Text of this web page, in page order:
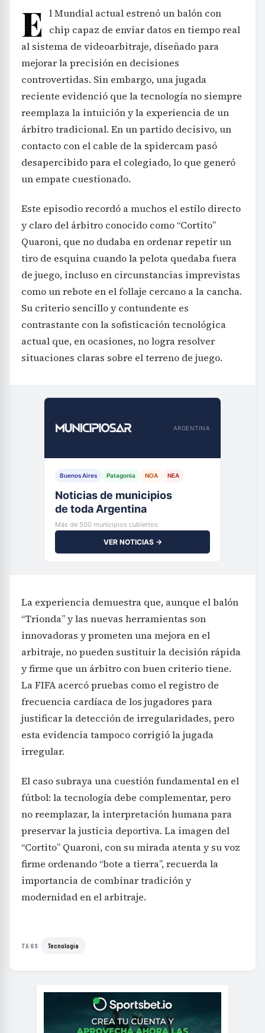
E l Mundial actual estrenó un balón con
chip capaz de enviar datos en tiempo real
al sistema de videoarbitraje, diseñado para
mejorar la precisión en decisiones
controvertidas. Sin embargo, una jugada
reciente evidenció que la tecnología no siempre
reemplaza la intuición y la experiencia de un
árbitro tradicional. En un partido decisivo, un
contacto con el cable de la spidercam pasó
desapercibido para el colegiado, lo que generó
un empate cuestionado.
Este episodio recordó a muchos el estilo directo
y claro del árbitro conocido como “Cortito”
Quaroni, que no dudaba en ordenar repetir un
tiro de esquina cuando la pelota quedaba fuera
de juego, incluso en circunstancias imprevistas
como un rebote en el follaje cercano a la cancha.
Su criterio sencillo y contundente es
contrastante con la sofisticación tecnológica
actual que, en ocasiones, no logra resolver
situaciones claras sobre el terreno de juego.
ARGENTINA
Buenos Aires Patagonia NOA NEA
Noticias de municipios
de toda Argentina
Más de 500 municipios cubiertos
VER NOTICIAS →
La experiencia demuestra que, aunque el balón
“Trionda” y las nuevas herramientas son
innovadoras y prometen una mejora en el
arbitraje, no pueden sustituir la decisión rápida
y firme que un árbitro con buen criterio tiene.
La FIFA acercó pruebas como el registro de
frecuencia cardíaca de los jugadores para
justificar la detección de irregularidades, pero
esta evidencia tampoco corrigió la jugada
irregular.
El caso subraya una cuestión fundamental en el
fútbol: la tecnología debe complementar, pero
no reemplazar, la interpretación humana para
preservar la justicia deportiva. La imagen del
“Cortito” Quaroni, con su mirada atenta y su voz
firme ordenando “bote a tierra”, recuerda la
importancia de combinar tradición y
modernidad en el arbitraje.
TAGS Tecnología